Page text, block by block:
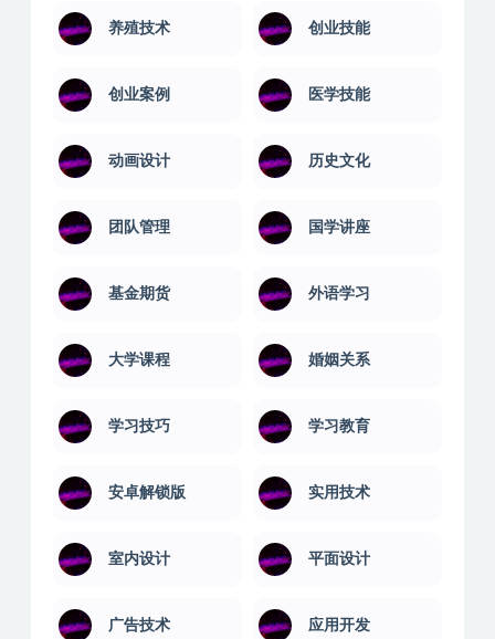
养殖技术 创业技能
创业案例 医学技能
动画设计 历史文化
团队管理 国学讲座
基金期货 外语学习
大学课程 婚姻关系
学习技巧 学习教育
安卓解锁版 实用技术
室内设计 平面设计
广告技术 应用开发